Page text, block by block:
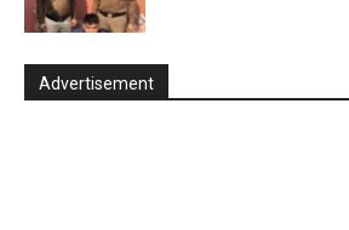
Advertisement